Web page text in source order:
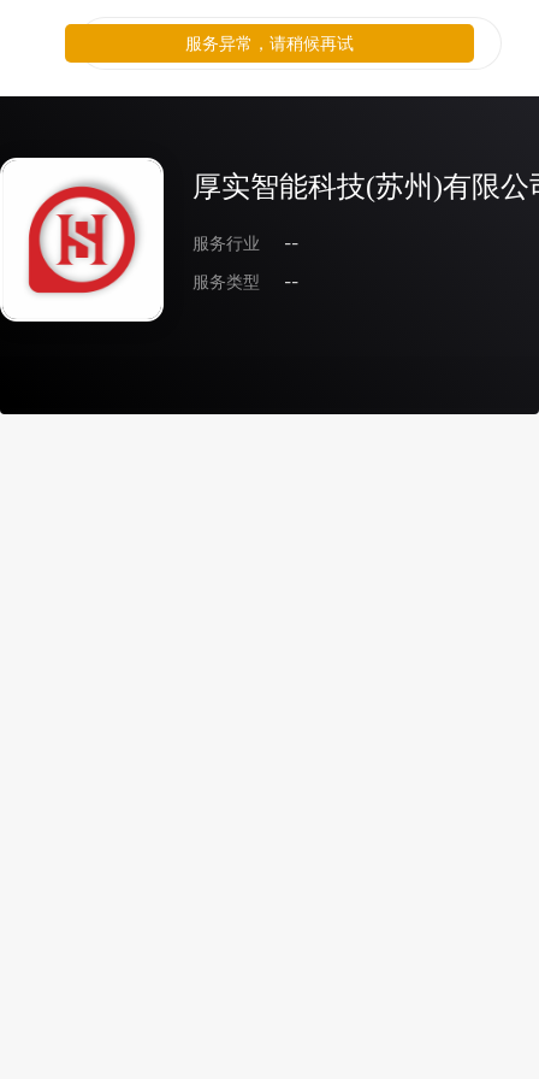
厚实智能科技(苏州)有限公
服务行业
--
服务类型
--
服务异常，请稍候再试